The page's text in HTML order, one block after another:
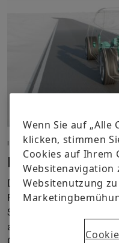
IN MOTION
Lenken neu
Die Innenraumkonzepte
Fahrzeugplattformen
Steer-by-Wire-
auch diese Motion
Wenn Sie auf „Alle
klicken, stimmen
Cookies auf Ihrem
Websitenavigation
Websitenutzung